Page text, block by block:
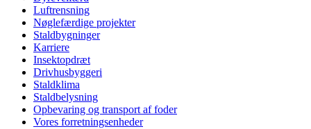
Luftrensning
Nøglefærdige projekter
Staldbygninger
Karriere
Insektopdræt
Drivhusbyggeri
Staldklima
Staldbelysning
Opbevaring og transport af foder
Vores forretningsenheder